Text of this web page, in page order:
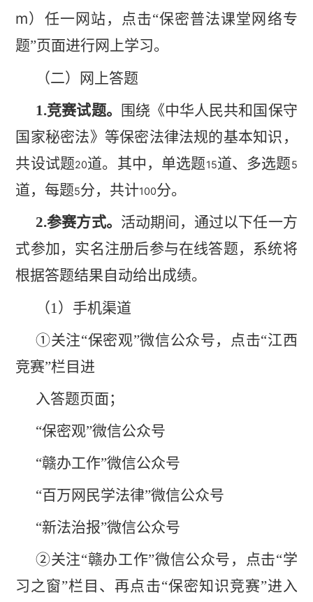
m） 任一网站，点击“保密普法课堂网络专
题”页面进行网上学习。
（二）网上答题
1 .竞赛试题。
围绕《中华人民共和国保守
国家秘密法》等保密法律法规的基本知识，
共设试题20道。其中，单选题15道、多选题5
道，每题5分，共计100分。
2.参赛方式。 活动期间，通过以下任一方
式参加，实名注册后参与在线答题，系统将
根据答题结果自动给出成绩。
（1 ）手机渠道
①关注“保密观”微信公众号，点击“江西
竞赛”栏目进
入答题页面；
“保密观”微信公众号
“赣办工作”微信公众号
“百万网民学法律”微信公众号
“新法治报”微信公众号
②关注“赣办工作”微信公众号，点击“学
习之窗”栏目、再点击“保密知识竞赛”进入